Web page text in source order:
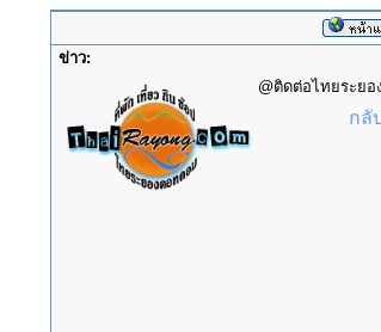
ข่าว:
@ติดต่อไทยระยอ
กลั